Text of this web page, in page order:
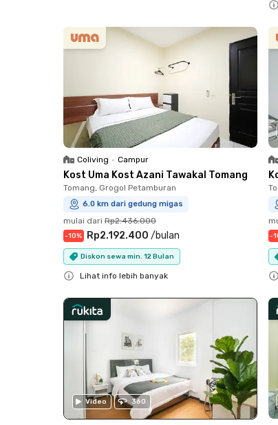
Coliving • Campur
Kost Uma Kost Azani Tawakal Tomang
Tomang, Grogol Petamburan
6.0 km dari gedung migas
mulai dari Rp2.436.000
-10% Rp2.192.400 /bulan
Diskon sewa min. 12 Bulan
Lihat info lebih banyak
-
Video 360